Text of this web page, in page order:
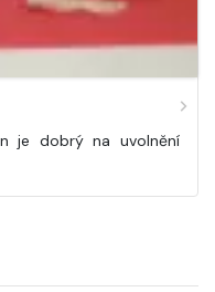
je dobrý na uvolnění